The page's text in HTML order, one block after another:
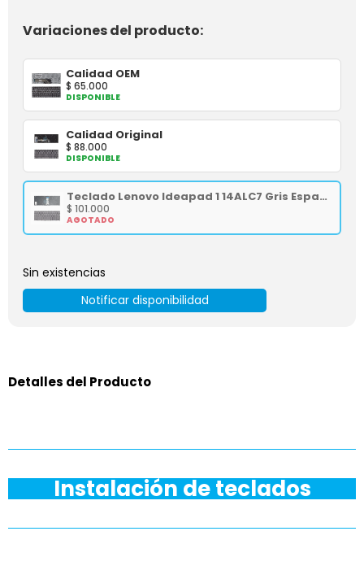
Variaciones del producto:
Calidad OEM
$ 65.000
DISPONIBLE
Calidad Original
$ 88.000
DISPONIBLE
Teclado Lenovo Ideapad 1 14ALC7 Gris Español
$ 101.000
AGOTADO
Sin existencias
Notificar disponibilidad
Detalles del Producto
Instalación de teclados